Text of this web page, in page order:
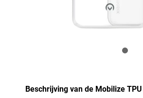
Beschrijving van de Mobilize